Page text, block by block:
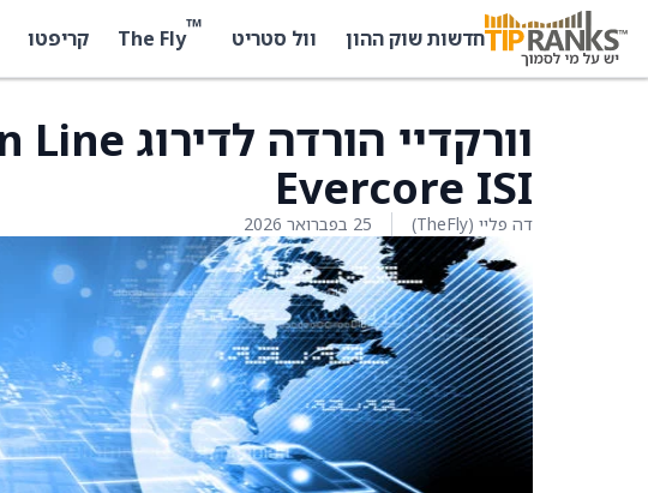
חדשות שוק ההון וול סטריט ™
The Fly קריפטו
Evercore ISI
דה פליי (TheFly) 25 בפברואר 2026